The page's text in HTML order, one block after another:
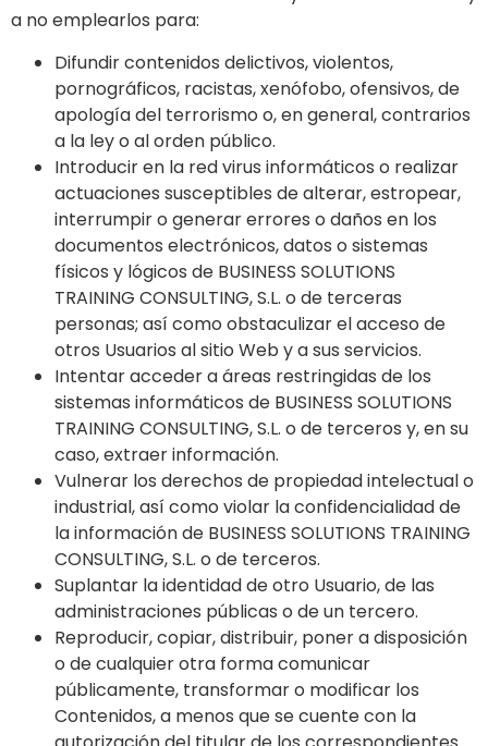
a no emplearlos para:
Difundir contenidos delictivos, violentos,
pornográficos, racistas, xenófobo, ofensivos, de
apología del terrorismo o, en general, contrarios
a la ley o al orden público.
Introducir en la red virus informáticos o realizar
actuaciones susceptibles de alterar, estropear,
interrumpir o generar errores o daños en los
documentos electrónicos, datos o sistemas
físicos y lógicos de BUSINESS SOLUTIONS
TRAINING CONSULTING, S.L. o de terceras
personas; así como obstaculizar el acceso de
otros Usuarios al sitio Web y a sus servicios.
Intentar acceder a áreas restringidas de los
sistemas informáticos de BUSINESS SOLUTIONS
TRAINING CONSULTING, S.L. o de terceros y, en su
caso, extraer información.
Vulnerar los derechos de propiedad intelectual o
industrial, así como violar la confidencialidad de
la información de BUSINESS SOLUTIONS TRAINING
CONSULTING, S.L. o de terceros.
Suplantar la identidad de otro Usuario, de las
administraciones públicas o de un tercero.
Reproducir, copiar, distribuir, poner a disposición
o de cualquier otra forma comunicar
públicamente, transformar o modificar los
Contenidos, a menos que se cuente con la